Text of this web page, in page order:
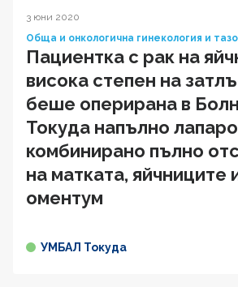
3 юни 2020
Обща и онкологична гинекология и
Пациентка с рак на
висока степен на
беше оперирана в
Токуда напълно
комбинирано пълно
на матката, яйчниците
оментум
УМБАЛ Токуда